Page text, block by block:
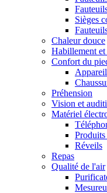
Sièges
Chaleur douce
Habillement
Confort du
Préhension
Vision et
Matériel
Produits
Réveils
Repas
Qualité de l'air